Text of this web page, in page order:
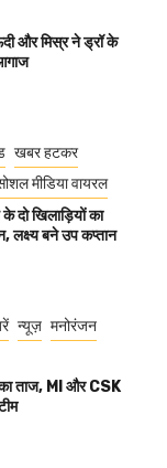
और मिस्र ने ड्रॉ के
खबर हटकर
मीडिया वायरल
दो खिलाड़ियों का
लक्ष्य बने उप कप्तान
न्यूज़ मनोरंजन
ताज, MI और CSK